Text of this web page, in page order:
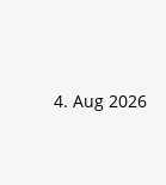
4. Aug 2026